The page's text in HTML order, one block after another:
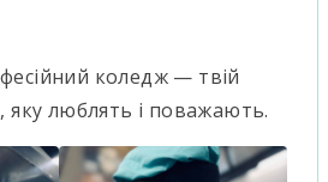
коледж — твій
яку люблять і поважають.